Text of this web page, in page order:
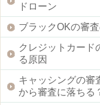
ドローン
ブラックOKの審
クレジットカード
る原因
キャッシングの審
から審査に落ちる